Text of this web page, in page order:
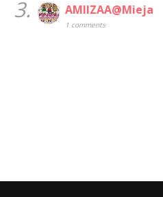
3. AMIIZAA@Mieja
1 comments